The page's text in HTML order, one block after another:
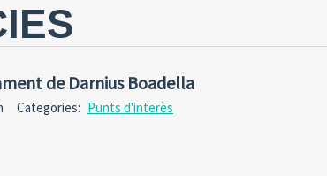
de Darnius Boadella
Categories: Punts d'interès